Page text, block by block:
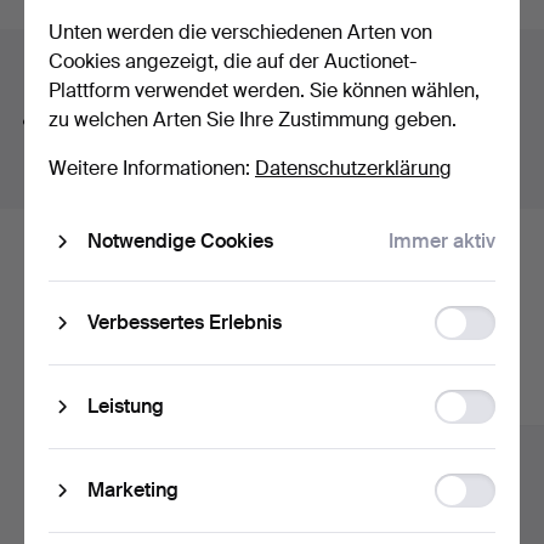
A warm welcome to Hälsinglands Auktionsverk and our
silver theme!
Suchtipps
Wir suchen automatisch nach Teilen von Begriffen.
Archiv, die mit Ihrer Suche
übereinstimmen.
Alle Objekte anzeigen
Unten werden die verschiedenen Arten von
Cookies angezeigt, die auf der Auctionet-
Plattform verwendet werden. Sie können wählen,
zu welchen Arten Sie Ihre Zustimmung geben.
Weitere Informationen: Datenschutzerklärung
Notwendige Cookies Immer aktiv
Verbessertes Erlebnis
storage
Leistung
storage
Marketing
Ad
storage